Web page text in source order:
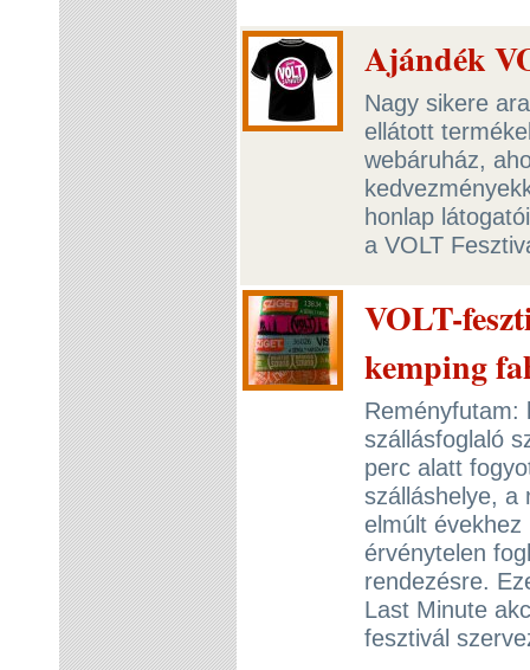
Ajándék
Nagy sikere
ellátott
webáruház,
honlap
a VOLT
VOLT-
kemping
Reményfutam:
szállásfoglaló
perc alatt
szálláshelye, a
elmúlt
érvénytelen
rendezésre.
Last Minute
fesztivál